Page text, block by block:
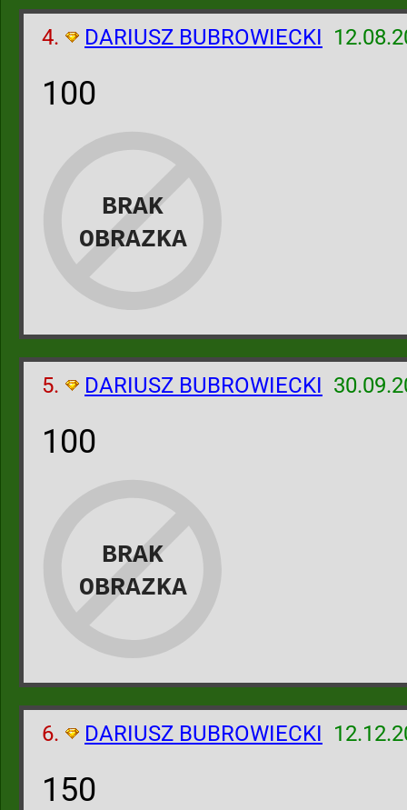
4. DARIUSZ BUBROWIECKI
100
5. DARIUSZ BUBROWIECKI
100
6. DARIUSZ BUBROWIECKI
150